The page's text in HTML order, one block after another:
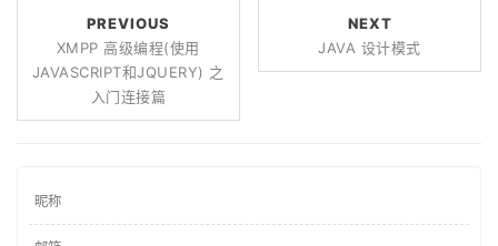
PREVIOUS
XMPP 高级编程(使用
JAVASCRIPT和JQUERY) 之
入门连接篇
NEXT
JAVA 设计模式